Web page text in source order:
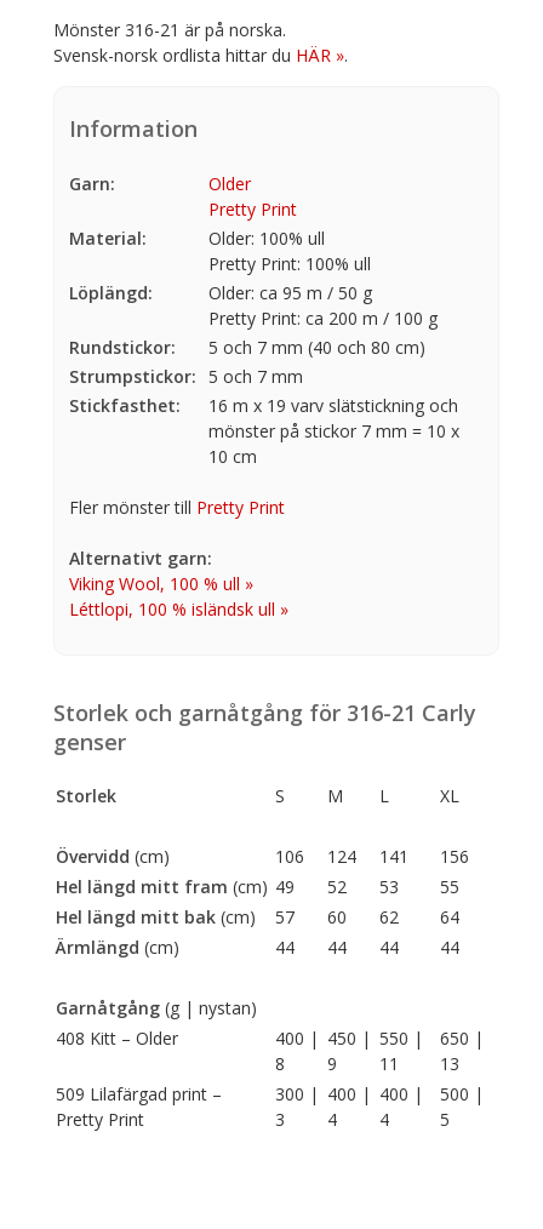
Mönster 316-21 är på norska.
Svensk-norsk ordlista hittar du HÄR ».
Information
Garn:
Older
Pretty Print
Material:
Older: 100% ull
Pretty Print: 100% ull
Löplängd:
Older: ca 95 m / 50 g
Pretty Print: ca 200 m / 100 g
Rundstickor:
5 och 7 mm (40 och 80 cm)
Strumpstickor: 5 och 7 mm
Stickfasthet:
16 m x 19 varv slätstickning och
mönster på stickor 7 mm = 10 x
10 cm
Fler mönster till Pretty Print
Alternativt garn:
Viking Wool, 100 % ull »
Léttlopi, 100 % isländsk ull »
Storlek och garnåtgång för 316-21 Carly
genser
Storlek S M L XL
Övervidd (cm) 106 124 141
156
Hel längd mitt fram (cm) 49 52 53
55
Hel längd mitt bak(cm) 57 60 62
64
Ärmlängd (cm) 44 44 44 44
Garnåtgång(g | nystan)
408 Kitt – Older
400 |
8
450 |
9
550 |
11
650 |
13
509 Lilafärgad print –
Pretty Print
300 |
3
400 |
4
400 |
4
500 |
5